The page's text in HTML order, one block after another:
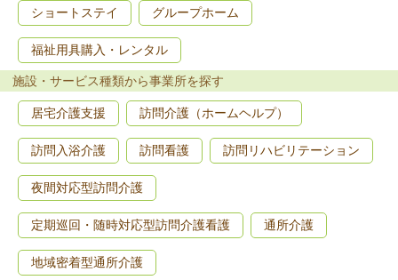
ショートステイ グループホーム
福祉用具購入・レンタル
施設・サービス種類から事業所を探す
居宅介護支援 訪問介護（ホームヘルプ）
訪問入浴介護 訪問看護 訪問リハビリテーション
夜間対応型訪問介護
定期巡回・随時対応型訪問介護看護 通所介護
地域密着型通所介護